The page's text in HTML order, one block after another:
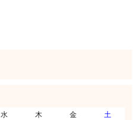
水 木 金
土